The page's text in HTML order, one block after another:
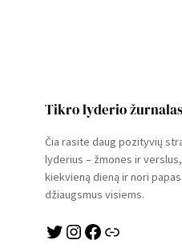
Tikro lyderio žurnalas
Čia rasite daug pozityvių
lyderius – žmones ir
kiekvieną dieną ir nori
džiaugsmus visiems.
Twitter Instagram Facebook Link